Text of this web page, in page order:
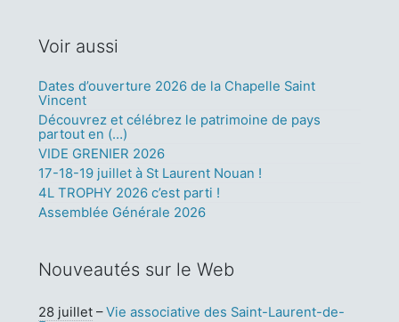
Voir aussi
Dates d’ouverture 2026 de la Chapelle Saint
Vincent
Découvrez et célébrez le patrimoine de pays
partout en (…)
VIDE GRENIER 2026
17-18-19 juillet à St Laurent Nouan !
4L TROPHY 2026 c’est parti !
Assemblée Générale 2026
Nouveautés sur le Web
28 juillet –Vie associative des Saint-Laurent-de-